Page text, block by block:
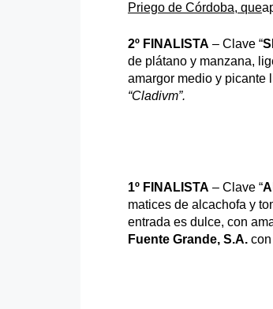
Priego de Córdoba, que
2º FINALISTA – Clave “
de plátano y manzana,
amargor medio y picante
“Cladivm”.
1º FINALISTA – Clave “
matices de alcachofa y
entrada es dulce, con
Fuente Grande, S.A.